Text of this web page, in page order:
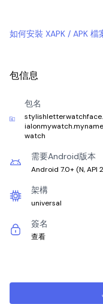
如何安裝 XAPK / APK 檔
包信息
包名
watch
需要Android版本
Android 7.0+ (N, API
架構
universal
簽名
查看